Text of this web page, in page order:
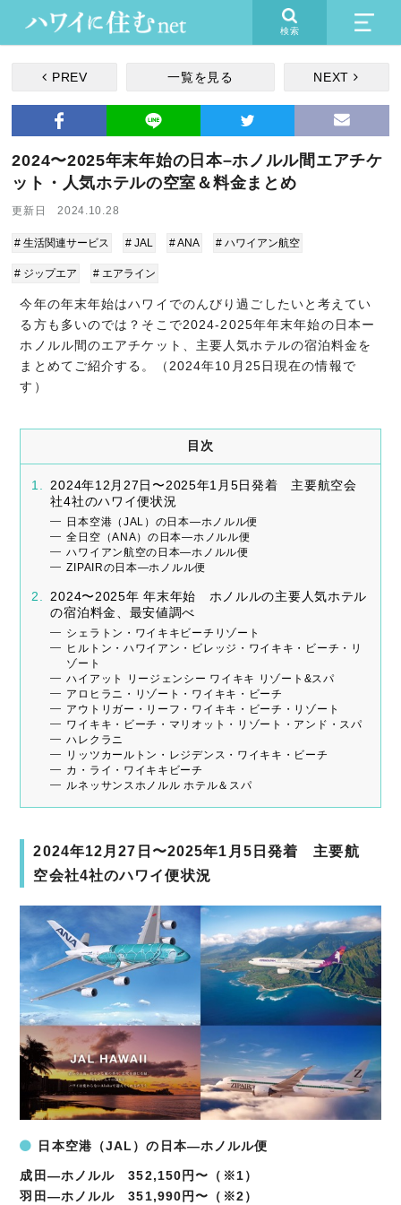
検索
PREV 一覧を見る NEXT
2024〜2025年末年始の日本–ホノルル間エアチケ
ット・人気ホテルの空室＆料金まとめ
更新日 2024.10.28
# 生活関連サービス # JAL # ANA # ハワイアン航空
# ジップエア # エアライン
今年の年末年始はハワイでのんびり過ごしたいと考えてい
る方も多いのでは？そこで2024-2025年年末年始の日本ー
ホノルル間のエアチケット、主要人気ホテルの宿泊料金を
まとめてご紹介する。（2024年10月25日現在の情報で
す）
目次
2024年12月27日〜2025年1月5日発着 主要航空会
社4社のハワイ便状況
日本空港（JAL）の日本―ホノルル便
全日空（ANA）の日本―ホノルル便
ハワイアン航空の日本―ホノルル便
ZIPAIRの日本―ホノルル便
2024〜2025年 年末年始 ホノルルの主要人気ホテル
の宿泊料金、最安値調べ
シェラトン・ワイキキビーチリゾート
ヒルトン・ハワイアン・ビレッジ・ワイキキ・ビーチ・リ
ゾート
ハイアット リージェンシー ワイキキ リゾート&スパ
アロヒラニ・リゾート・ワイキキ・ビーチ
アウトリガー・リーフ・ワイキキ・ビーチ・リゾート
ワイキキ・ビーチ・マリオット・リゾート・アンド・スパ
ハレクラニ
リッツカールトン・レジデンス・ワイキキ・ビーチ
カ・ライ・ワイキキビーチ
ルネッサンスホノルル ホテル＆スパ
2024年12月27日〜2025年1月5日発着 主要航
空会社4社のハワイ便状況
日本空港（JAL）の日本―ホノルル便
成田―ホノルル 352,150円〜（※1）
羽田―ホノルル 351,990円〜（※2）